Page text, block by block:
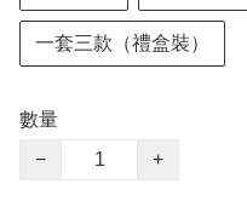
一套三款（禮盒裝）
數量
−
+